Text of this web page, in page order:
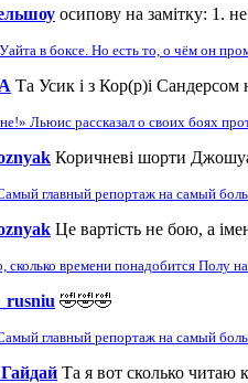
осипову на замітку: 1.
в боксе. Но есть то, о чём он
Та Усик і з Кор(р)і
Льюис рассказал о своих боях
Коричневі шорти
главный репортаж на самый
Це вартість не бою, а
сколько времени понадобится Полу
🤣🤣🤣
главный репортаж на самый
Та я вот сколько читаю